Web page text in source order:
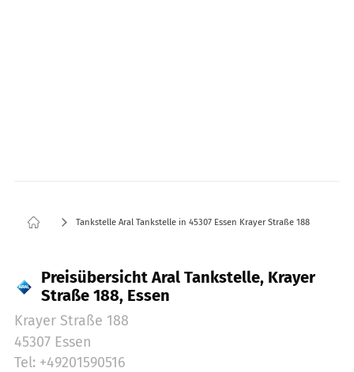
Tankstelle Aral Tankstelle in 45307 Essen Krayer Straße 188
Preisübersicht Aral Tankstelle, Krayer
Straße 188, Essen
Krayer Straße 188
45307 Essen
Tel: +49201590516